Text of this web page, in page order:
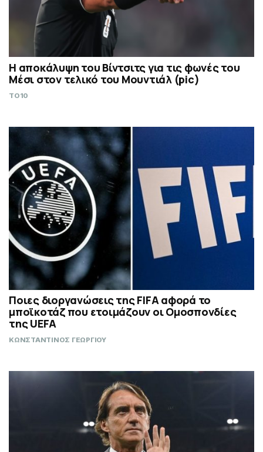
Η αποκάλυψη του Βίντσιτς για τις φωνές του
Μέσι στον τελικό του Μουντιάλ (pic)
TO10
Ποιες διοργανώσεις της FIFA αφορά το
μποϊκοτάζ που ετοιμάζουν οι Ομοσπονδίες
της UEFA
ΚΩΝΣΤΑΝΤΙΝΟΣ ΓΕΩΡΓΙΟΥ